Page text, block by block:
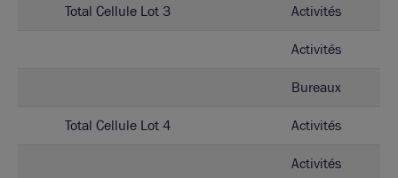
Total Cellule Lot 3 Activités
Activités
Bureaux
Total Cellule Lot 4 Activités
Activités